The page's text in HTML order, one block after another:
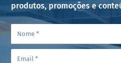
produtos, promoções e